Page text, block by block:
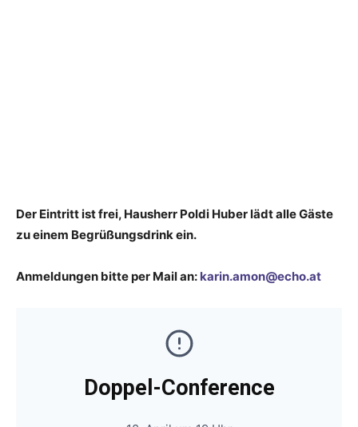
Der Eintritt ist frei, Hausherr Poldi Huber lädt alle Gäste
zu einem Begrüßungsdrink ein.
Anmeldungen bitte per Mail an: karin.amon@echo.at
Doppel-Conference